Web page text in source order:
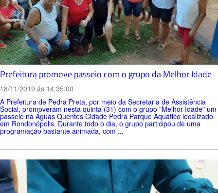
Prefeitura promove passeio com o grupo da Melhor Idade
18/11/2019 ás 14:35:00
A Prefeitura de Pedra Preta, por meio da Secretaria de Assistência
Social, promoveram nesta quinta (31) com o grupo "Melhor Idade" um
passeio na Águas Quentes Cidade Pedra Parque Aquático localizado
em Rondonópolis. Durante todo o dia, o grupo participou de uma
programação bastante animada, com ...